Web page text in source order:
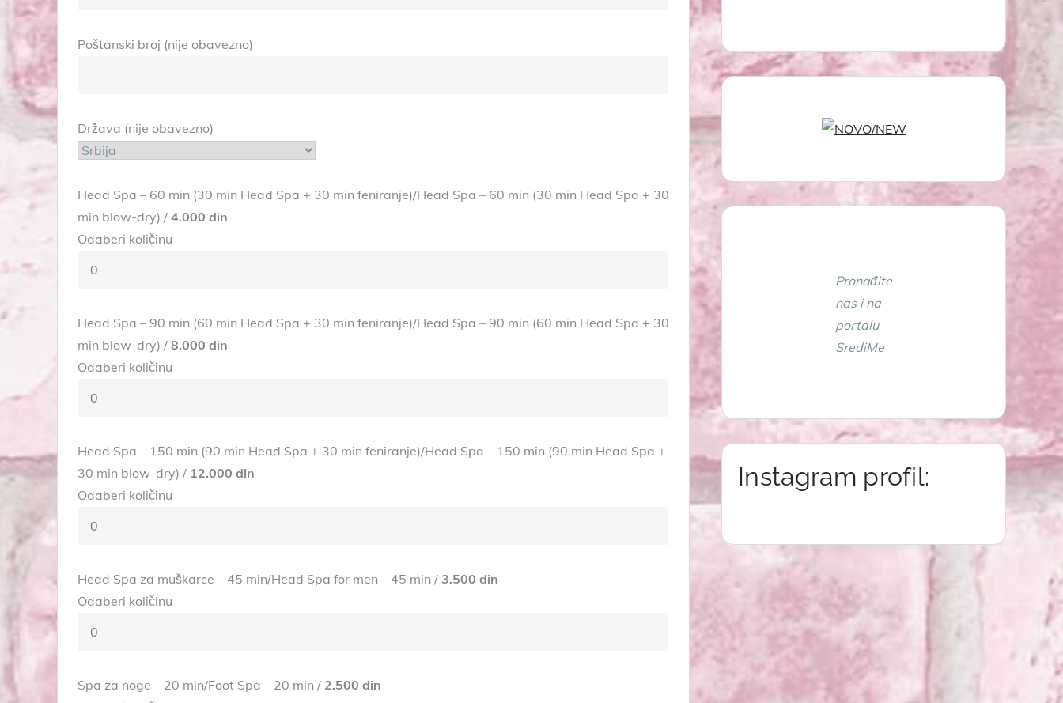
Poštanski broj (nije obavezno)
Država (nije obavezno)
Head Spa – 60 min (30 min Head Spa + 30 min feniranje)/Head Spa – 60 min (30 min Head Spa + 30
min blow-dry) / 4.000 din
Odaberi količinu
Head Spa – 90 min (60 min Head Spa + 30 min feniranje)/Head Spa – 90 min (60 min Head Spa + 30
min blow-dry) / 8.000 din
Odaberi količinu
Head Spa – 150 min (90 min Head Spa + 30 min feniranje)/Head Spa – 150 min (90 min Head Spa +
30 min blow-dry) / 12.000 din
Odaberi količinu
Head Spa za muškarce – 45 min/Head Spa for men – 45 min / 3.500 din
Odaberi količinu
Spa za noge – 20 min/Foot Spa – 20 min / 2.500 din
Pronađite
nas i na
portalu
SrediMe
Instagram profil: